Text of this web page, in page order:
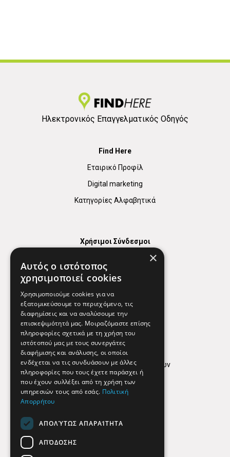
Ηλεκτρονικός Επαγγελματικός Οδηγός
Find Here
Εταιρικό Προφίλ
Digital marketing
Κατηγορίες Αλφαβητικά
Χρήσιμοι Σύνδεσμοι
Χρήσιμα Τηλέφωνα
Εφημερεύοντα Φαρμακεία
Απόρρητο
Όροι Χρήσης
Πολιτική προστασίας δεδομένων
Findhere
Social Media
×
Αυτός ο ιστότοπος
χρησιμοποιεί cookies
Χρησιμοποιούμε cookies για να
εξατομικεύσουμε το περιεχόμενο, τις
διαφημίσεις και να αναλύσουμε την
επισκεψιμότητά μας. Μοιραζόμαστε επίσης
πληροφορίες σχετικά με τη χρήση του
ιστότοπού μας με τους συνεργάτες
διαφήμισης και ανάλυσης, οι οποίοι
ενδέχεται να τις συνδυάσουν με άλλες
πληροφορίες που τους έχετε παράσχει ή
που έχουν συλλέξει από τη χρήση των
υπηρεσιών τους από εσάς. Πολιτική
Απορρήτου
ΑΠΟΛΎΤΩΣ ΑΠΑΡΑΊΤΗΤΑ
ΑΠΌΔΟΣΗΣ